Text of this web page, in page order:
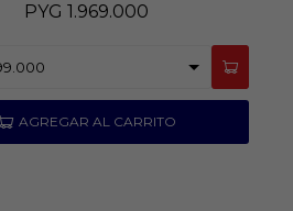
PYG 1.969.000